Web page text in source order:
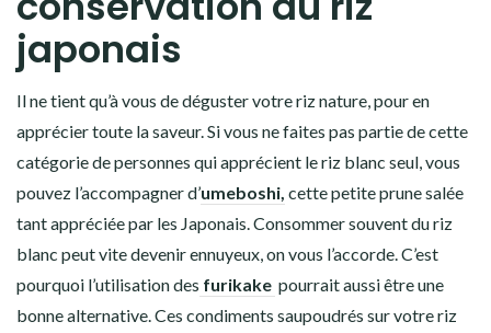
japonais
Il ne tient qu’à vous de déguster votreriz nature, pour en
apprécier toute la saveur. Si vous ne faites pas partie de cette
catégorie de personnes qui apprécient leriz blanc seul, vous
pouvez l’accompagner d’umeboshi, cette petite prune salée
tant appréciée par les Japonais. Consommer souvent duriz
blanc peut vite devenir ennuyeux, on vous l’accorde. C’est
pourquoi l’utilisation des furikake pourrait aussi être une
bonne alternative. Ces condiments saupoudrés sur votreriz